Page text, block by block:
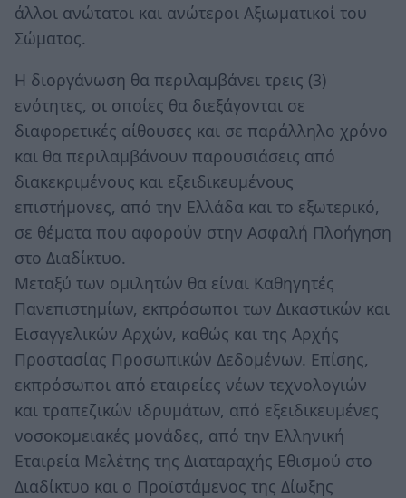
άλλοι ανώτατοι και ανώτεροι Αξιωματικοί του
Σώματος.
Η διοργάνωση θα περιλαμβάνει τρεις (3)
ενότητες, οι οποίες θα διεξάγονται σε
διαφορετικές αίθουσες και σε παράλληλο χρόνο
και θα περιλαμβάνουν παρουσιάσεις από
διακεκριμένους και εξειδικευμένους
επιστήμονες, από την Ελλάδα και το εξωτερικό,
σε θέματα που αφορούν στην Ασφαλή Πλοήγηση
στο Διαδίκτυο.
Μεταξύ των ομιλητών θα είναι Καθηγητές
Πανεπιστημίων, εκπρόσωποι των Δικαστικών και
Εισαγγελικών Αρχών, καθώς και της Αρχής
Προστασίας Προσωπικών Δεδομένων. Επίσης,
εκπρόσωποι από εταιρείες νέων τεχνολογιών
και τραπεζικών ιδρυμάτων, από εξειδικευμένες
νοσοκομειακές μονάδες, από την Ελληνική
Εταιρεία Μελέτης της Διαταραχής Εθισμού στο
Διαδίκτυο και ο Προϊστάμενος της Δίωξης